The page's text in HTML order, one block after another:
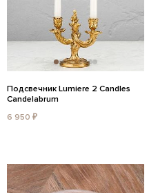
Подсвечник Lumiere 2 Candles
Candelabrum
6 950 ₽